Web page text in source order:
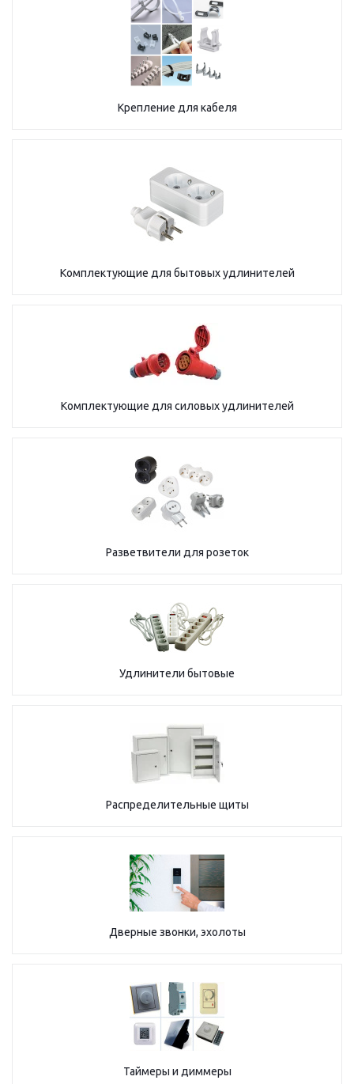
Крепление для кабеля
Комплектующие для бытовых удлинителей
Комплектующие для силовых удлинителей
Разветвители для розеток
Удлинители бытовые
Распределительные щиты
Дверные звонки, эхолоты
Таймеры и диммеры